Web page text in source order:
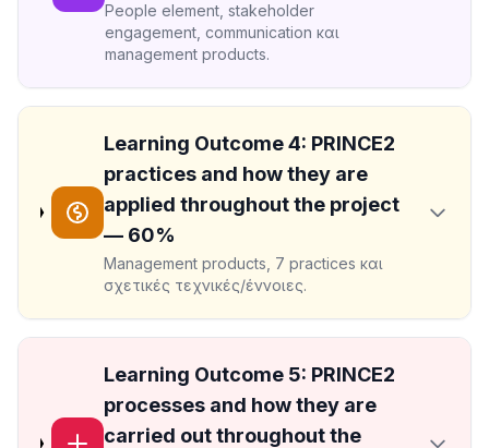
People element, stakeholder
engagement, communication και
management products.
Learning Outcome 4: PRINCE2
practices and how they are
applied throughout the project
— 60%
Management products, 7 practices και
σχετικές τεχνικές/έννοιες.
Learning Outcome 5: PRINCE2
processes and how they are
carried out throughout the